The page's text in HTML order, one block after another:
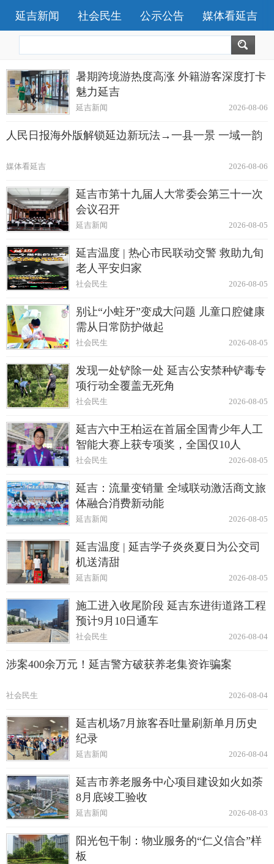
延吉新闻 社会民生 公示公告 媒体看延吉
暑期跨境游热度高涨 外籍游客深度打卡
魅力延吉
2026-08-06
延吉新闻
人民日报海外版解锁延边新玩法→一县一景 一域一韵
2026-08-06
媒体看延吉
延吉市第十九届人大常委会第三十一次
会议召开
2026-08-05
延吉新闻
延吉温度 | 热心市民联动交警 救助九旬
老人平安归家
2026-08-05
社会民生
别让“小蛀牙”变成大问题 儿童口腔健康
需从日常防护做起
2026-08-05
社会民生
发现一处铲除一处 延吉公安禁种铲毒专
项行动全覆盖无死角
2026-08-05
社会民生
延吉六中王柏运在首届全国青少年人工
智能大赛上获专项奖，全国仅10人
2026-08-05
社会民生
延吉：流量变销量 全域联动激活商文旅
体融合消费新动能
2026-08-05
延吉新闻
延吉温度 | 延吉学子炎炎夏日为公交司
机送清甜
2026-08-05
延吉新闻
施工进入收尾阶段 延吉东进街道路工程
预计9月10日通车
2026-08-04
社会民生
涉案400余万元！延吉警方破获养老集资诈骗案
2026-08-04
社会民生
延吉机场7月旅客吞吐量刷新单月历史
纪录
2026-08-04
延吉新闻
延吉市养老服务中心项目建设如火如荼
8月底竣工验收
2026-08-03
延吉新闻
阳光包干制：物业服务的“仁义信合”样
板